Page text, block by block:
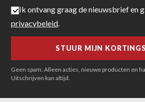
Ik ontvang graag de nieuwsbrief en
privacybeleid
Geen spam. Alleen acties, nieuwe producten en
Uitschrijven kan altijd.